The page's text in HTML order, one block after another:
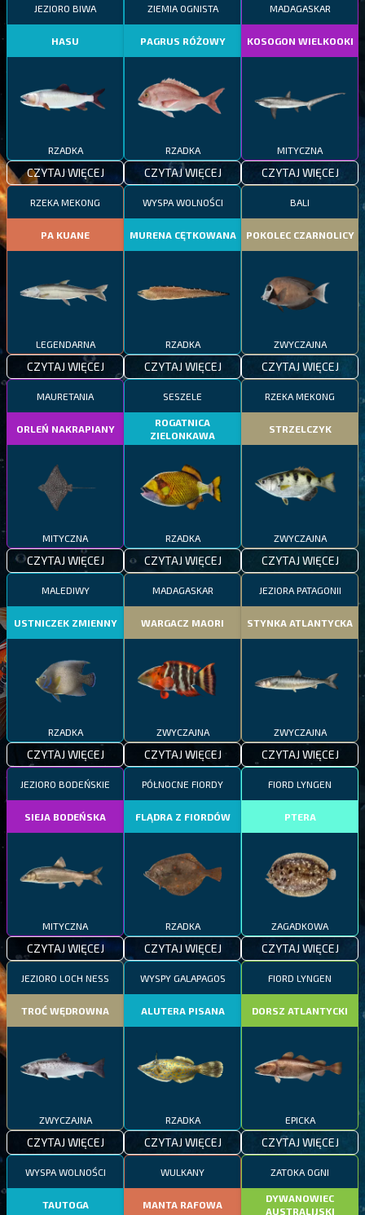
JEZIORO BIWA
HASU
RZADKA
CZYTAJ WIĘCEJ
ZIEMIA OGNISTA
PAGRUS RÓŻOWY
RZADKA
CZYTAJ WIĘCEJ
MADAGASKAR
KOSOGON WIELKOOKI
MITYCZNA
CZYTAJ WIĘCEJ
RZEKA MEKONG
PA KUANE
LEGENDARNA
CZYTAJ WIĘCEJ
WYSPA WOLNOŚCI
MURENA CĘTKOWANA
RZADKA
CZYTAJ WIĘCEJ
BALI
POKOLEC CZARNOLICY
ZWYCZAJNA
CZYTAJ WIĘCEJ
MAURETANIA
ORLEŃ NAKRAPIANY
MITYCZNA
CZYTAJ WIĘCEJ
SESZELE
ROGATNICA
ZIELONKAWA
RZADKA
CZYTAJ WIĘCEJ
RZEKA MEKONG
STRZELCZYK
ZWYCZAJNA
CZYTAJ WIĘCEJ
MALEDIWY
USTNICZEK ZMIENNY
RZADKA
CZYTAJ WIĘCEJ
MADAGASKAR
WARGACZ MAORI
ZWYCZAJNA
CZYTAJ WIĘCEJ
JEZIORA PATAGONII
STYNKA ATLANTYCKA
ZWYCZAJNA
CZYTAJ WIĘCEJ
JEZIORO BODEŃSKIE
SIEJA BODEŃSKA
MITYCZNA
CZYTAJ WIĘCEJ
PÓŁNOCNE FIORDY
FLĄDRA Z FIORDÓW
RZADKA
CZYTAJ WIĘCEJ
FIORD LYNGEN
PTERA
ZAGADKOWA
CZYTAJ WIĘCEJ
JEZIORO LOCH NESS
TROĆ WĘDROWNA
ZWYCZAJNA
CZYTAJ WIĘCEJ
WYSPY GALAPAGOS
ALUTERA PISANA
RZADKA
CZYTAJ WIĘCEJ
FIORD LYNGEN
DORSZ ATLANTYCKI
EPICKA
CZYTAJ WIĘCEJ
WYSPA WOLNOŚCI
TAUTOGA
WULKANY
MANTA RAFOWA
ZATOKA OGNI
DYWANOWIEC
AUSTRALIJSKI